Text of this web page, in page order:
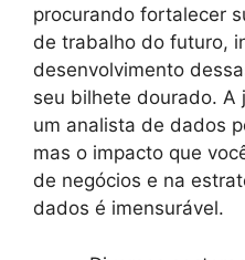
procurando fortalecer
de trabalho do futuro,
desenvolvimento
seu bilhete dourado. A
um analista de dados
mas o impacto que
de negócios e na
dados é imensurável.